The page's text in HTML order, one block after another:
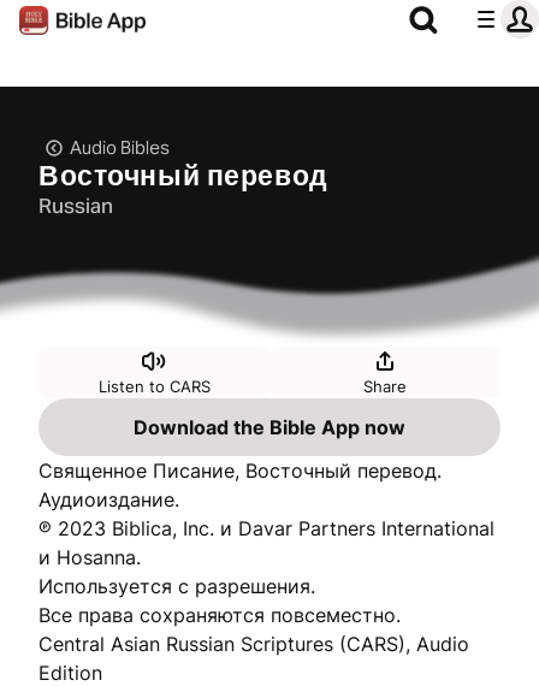
Audio Bibles
Восточный перевод
Russian
Listen to CARS Share
Download the Bible App now
Священное Писание, Восточный перевод.
Аудиоиздание.
℗ 2023 Biblica, Inc. и Davar Partners International
и Hosanna.
Используется с разрешения.
Все права сохраняются повсеместно.
Central Asian Russian Scriptures (CARS), Audio
Edition